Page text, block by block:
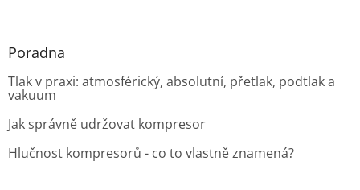
Poradna
Tlak v praxi: atmosférický, absolutní, přetlak, podtlak a
vakuum
Jak správně udržovat kompresor
Hlučnost kompresorů - co to vlastně znamená?